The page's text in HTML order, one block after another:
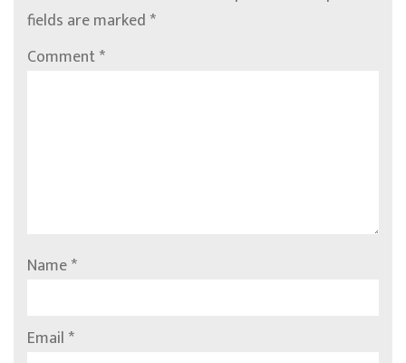
fields are marked*
Comment*
Name*
Email*